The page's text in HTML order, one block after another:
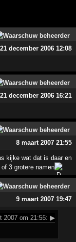
21 december 2006 12:08
21 december 2006 16:21
8 maart 2007 21:55
kijke wat dat is daar en
3 grotere namen
9 maart 2007 19:47
2007 om 21:55: ▶